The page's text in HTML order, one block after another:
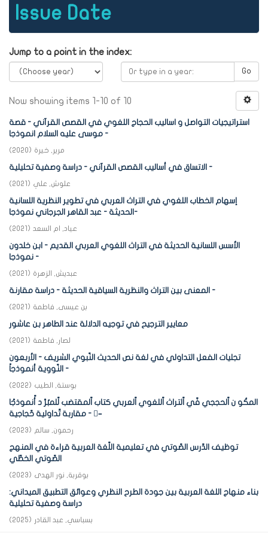
Issue Date
Jump to a point in the index:
Go
Now showing items 1-10 of 10
استراتيجيات التواصل و اساليب الحجاج اللغوي في القصص القرآني - قصة
موسى عليه السلام انموذجا -
مرير, خيرة (
2020
)
الاتساق في أساليب القصص القرآني - دراسة وصفية تحليلية -
علوش, علي (
2021
)
إسهام الخطاب اللغوي في التراث العربي في تطوير النظرية اللسانية
الحديثة - عبد القاهر الجرجاني نموذجا-
عياد, ام السعد (
2021
)
الأسس اللسانية الحديثة في التراث اللغوي العربي القديم - ابن خلدون
نموذجا -
عبديش, الزهرة (
2021
)
المعنى بين التراث والنظرية السياقية الحديثة - دراسة مقارنة -
بن عيسى, فاطمة (
2021
)
معايير الترجيح في توجيه الدلالة عند الطاهر بن عاشور
لصار, فاطمة (
2021
)
تجليات الفعل التداولي في لغة نص الحديث النّبوي الشريف - الأربعون
النّووية أنموذجاً -
بوستة, الطيب (
2022
)
المكُو ن اّلحججي فّي اّلتراث اّللغوي اّلعربي كتاب اّلمقتضب لّلمبُرَّ د أّنموذجًا
- مقاربة تّداولية حّجاجية –ّ
رحمون, سالم (
2023
)
توظيف الدّرس الصّوتي في تعليمية اللّغة العربية قراءة في المنهج
الصّوتي الخطّي
بوقربة, نور الهدى (
2023
)
بناء منهاج اللغة العربية بين جودة الطرح النظري وعوائق التطبيق الميداني:
دراسة وصفية تحليلية
بسباسي, عبد القادر (
2025
)